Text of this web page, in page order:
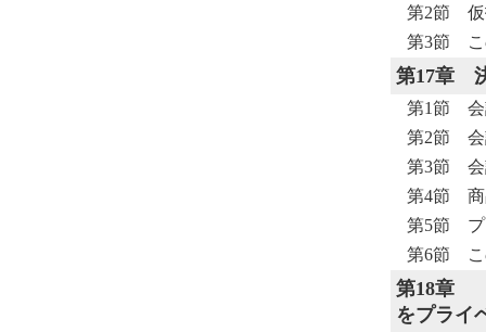
第2節 仮
第3節 こ
第17章
第1節 会
第2節 会
第3節 会
第4節 商
第5節 プ
第6節 こ
第18章
をプライ